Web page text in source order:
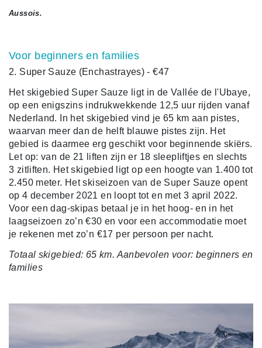
Aussois.
Voor beginners en families
2. Super Sauze (Enchastrayes) - €47
Het skigebied Super Sauze ligt in de Vallée de l'Ubaye,
op een enigszins indrukwekkende 12,5 uur rijden vanaf
Nederland. In het skigebied vind je 65 km aan pistes,
waarvan meer dan de helft blauwe pistes zijn. Het
gebied is daarmee erg geschikt voor beginnende skiërs.
Let op: van de 21 liften zijn er 18 sleepliftjes en slechts
3 zitliften. Het skigebied ligt op een hoogte van 1.400 tot
2.450 meter. Het skiseizoen van de Super Sauze opent
op 4 december 2021 en loopt tot en met 3 april 2022.
Voor een dag-skipas betaal je in het hoog- en in het
laagseizoen zo’n €30 en voor een accommodatie moet
je rekenen met zo’n €17 per persoon per nacht.
Totaal skigebied: 65 km. Aanbevolen voor: beginners en
families